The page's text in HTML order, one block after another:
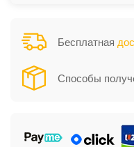
Бесплатная
Способы